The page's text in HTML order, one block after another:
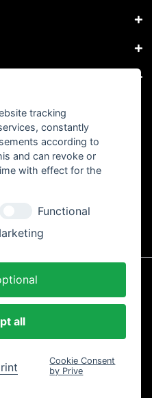
zzgl.
beschrieben.
und Versand
Bikeshop mit der
Transition Bikes, Mozartt,
tracking
constantly
according to
and can revoke or
with effect for the
Functional
all
Cookie Consent
by Prive